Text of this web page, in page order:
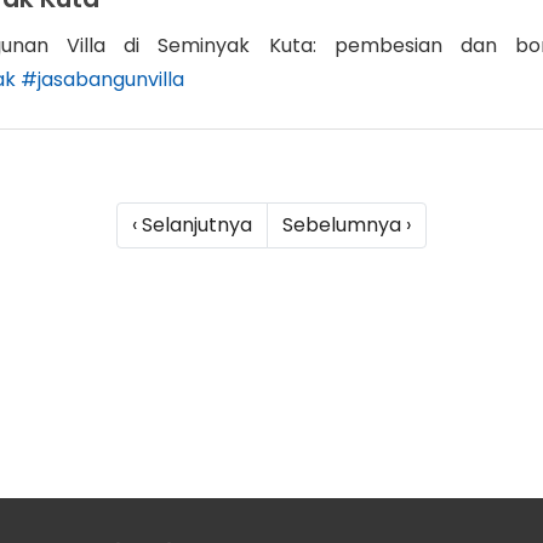
Villa di Seminyak Kuta: pembesian dan
#jasabangunvilla
‹ Selanjutnya Sebelumnya ›